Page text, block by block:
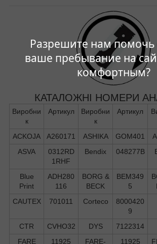
Разрешите нам помочь
ваше пребывание на
комфортным?
КАТАЛОЖНІ НОМЕРИ
Виробни
к
Артикул
Виробни
к
Артикул
ACKOJA A260171 ASHIKA GOM401
ASVA
0312RD
1RHF
Bendix 048277B
Blue
Print
ADH280
116
BORG &
BECK
BEM349
5
CAUTEX
701011 Corteco
8000420
9
CTR CVHO32 DYS 7122314
FARE
11925
FARE-
11925